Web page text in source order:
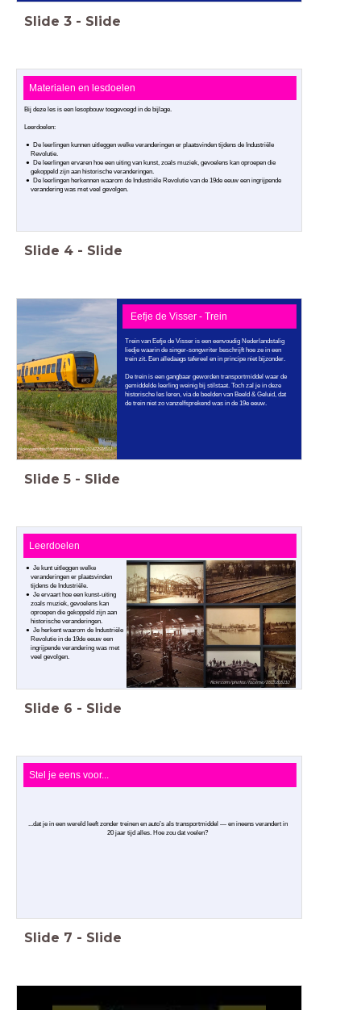
Slide 3 - Slide
Materialen en lesdoelen
Bij deze les is een lesopbouw toegevoegd in de bijlage.
Leerdoelen:
De leerlingen kunnen uitleggen welke veranderingen er plaatsvinden tijdens de Industriële
Revolutie.
De leerlingen ervaren hoe een uiting van kunst, zoals muziek, gevoelens kan oproepen die
gekoppeld zijn aan historische veranderingen.
De leerlingen herkennen waarom de Industriële Revolutie van de 19de eeuw een ingrijpende
verandering was met veel gevolgen.
Slide 4 - Slide
Trein van Eefje de Visser is een eenvoudig Nederlandstalig
liedje waarin de singer-songwriter beschrijft hoe ze in een
trein zit. Een alledaags tafereel en in principe niet bijzonder.
De trein is een gangbaar geworden transportmiddel waar de
gemiddelde leerling weinig bij stilstaat. Toch zal je in deze
historische les leren, via de beelden van Beeld & Geluid, dat
de trein niet zo vanzelfsprekend was in de 19e eeuw.
Eefje de Visser - Trein
flickr.com/photos/robdammers/20422918122
Slide 5 - Slide
Leerdoelen
Je kunt uitleggen welke
veranderingen er plaatsvinden
tijdens de Industriële.
Je ervaart hoe een kunst-uiting
zoals muziek, gevoelens kan
oproepen die gekoppeld zijn aan
historische veranderingen.
Je herkent waarom de Industriële
Revolutie in de 19de eeuw een
ingrijpende verandering was met
veel gevolgen.
flickr.com/photos/faceme/26131816210
Slide 6 - Slide
Stel je eens voor...
...dat je in een wereld leeft zonder treinen en auto’s als transportmiddel — en ineens verandert in
20 jaar tijd alles. Hoe zou dat voelen?
Slide 7 - Slide